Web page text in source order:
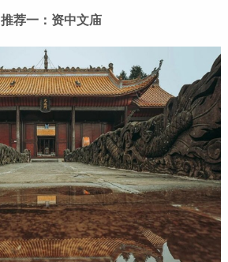
推荐一：资中文庙